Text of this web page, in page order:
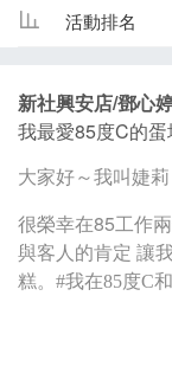
活動排名
新社興安店/鄧心
我最愛85度C的
大家好～我叫婕莉
很榮幸在85工作
與客人的肯定 讓
糕。
#我在85度C